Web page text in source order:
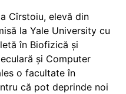
Cîrstoiu, elevă din
la Yale University cu
în Biofizică și
și Computer
o facultate în
că pot deprinde noi